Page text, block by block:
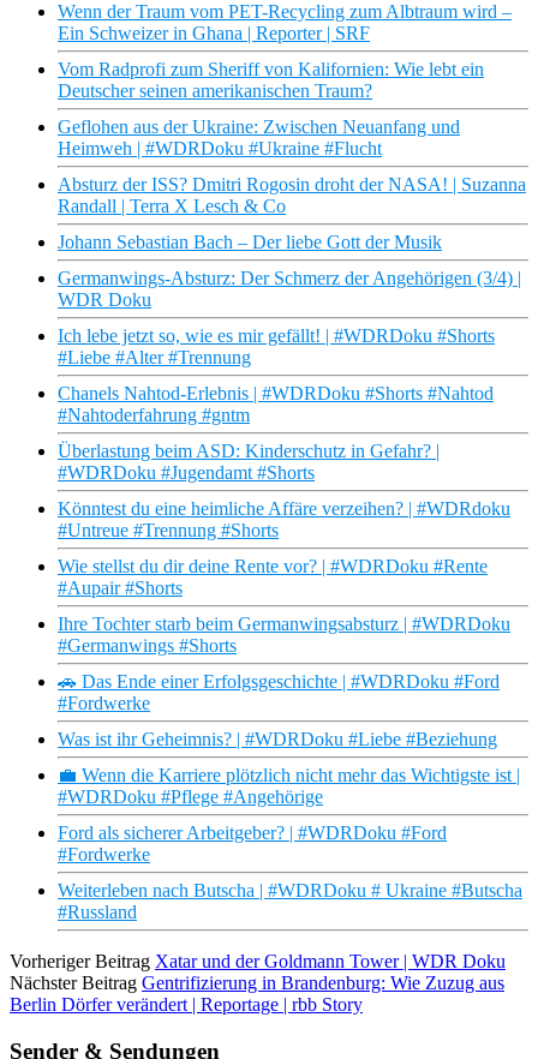
Wenn der Traum vom PET-Recycling zum Albtraum wird –
Ein Schweizer in Ghana | Reporter | SRF
Vom Radprofi zum Sheriff von Kalifornien: Wie lebt ein
Deutscher seinen amerikanischen Traum?
Geflohen aus der Ukraine: Zwischen Neuanfang und
Heimweh | #WDRDoku #Ukraine #Flucht
Absturz der ISS? Dmitri Rogosin droht der NASA! | Suzanna
Randall | Terra X Lesch & Co
Johann Sebastian Bach – Der liebe Gott der Musik
Germanwings-Absturz: Der Schmerz der Angehörigen (3/4) |
WDR Doku
Ich lebe jetzt so, wie es mir gefällt! | #WDRDoku #Shorts
#Liebe #Alter #Trennung
Chanels Nahtod-Erlebnis | #WDRDoku #Shorts #Nahtod
#Nahtoderfahrung #gntm
Überlastung beim ASD: Kinderschutz in Gefahr? |
#WDRDoku #Jugendamt #Shorts
Könntest du eine heimliche Affäre verzeihen? | #WDRdoku
#Untreue #Trennung #Shorts
Wie stellst du dir deine Rente vor? | #WDRDoku #Rente
#Aupair #Shorts
Ihre Tochter starb beim Germanwingsabsturz | #WDRDoku
#Germanwings #Shorts
🚗 Das Ende einer Erfolgsgeschichte | #WDRDoku #Ford
#Fordwerke
Was ist ihr Geheimnis? | #WDRDoku #Liebe #Beziehung
💼 Wenn die Karriere plötzlich nicht mehr das Wichtigste ist |
#WDRDoku #Pflege #Angehörige
Ford als sicherer Arbeitgeber? | #WDRDoku #Ford
#Fordwerke
Weiterleben nach Butscha | #WDRDoku # Ukraine #Butscha
#Russland
Vorheriger Beitrag Xatar und der Goldmann Tower | WDR Doku
Nächster Beitrag Gentrifizierung in Brandenburg: Wie Zuzug aus
Berlin Dörfer verändert | Reportage | rbb Story
Sender & Sendungen